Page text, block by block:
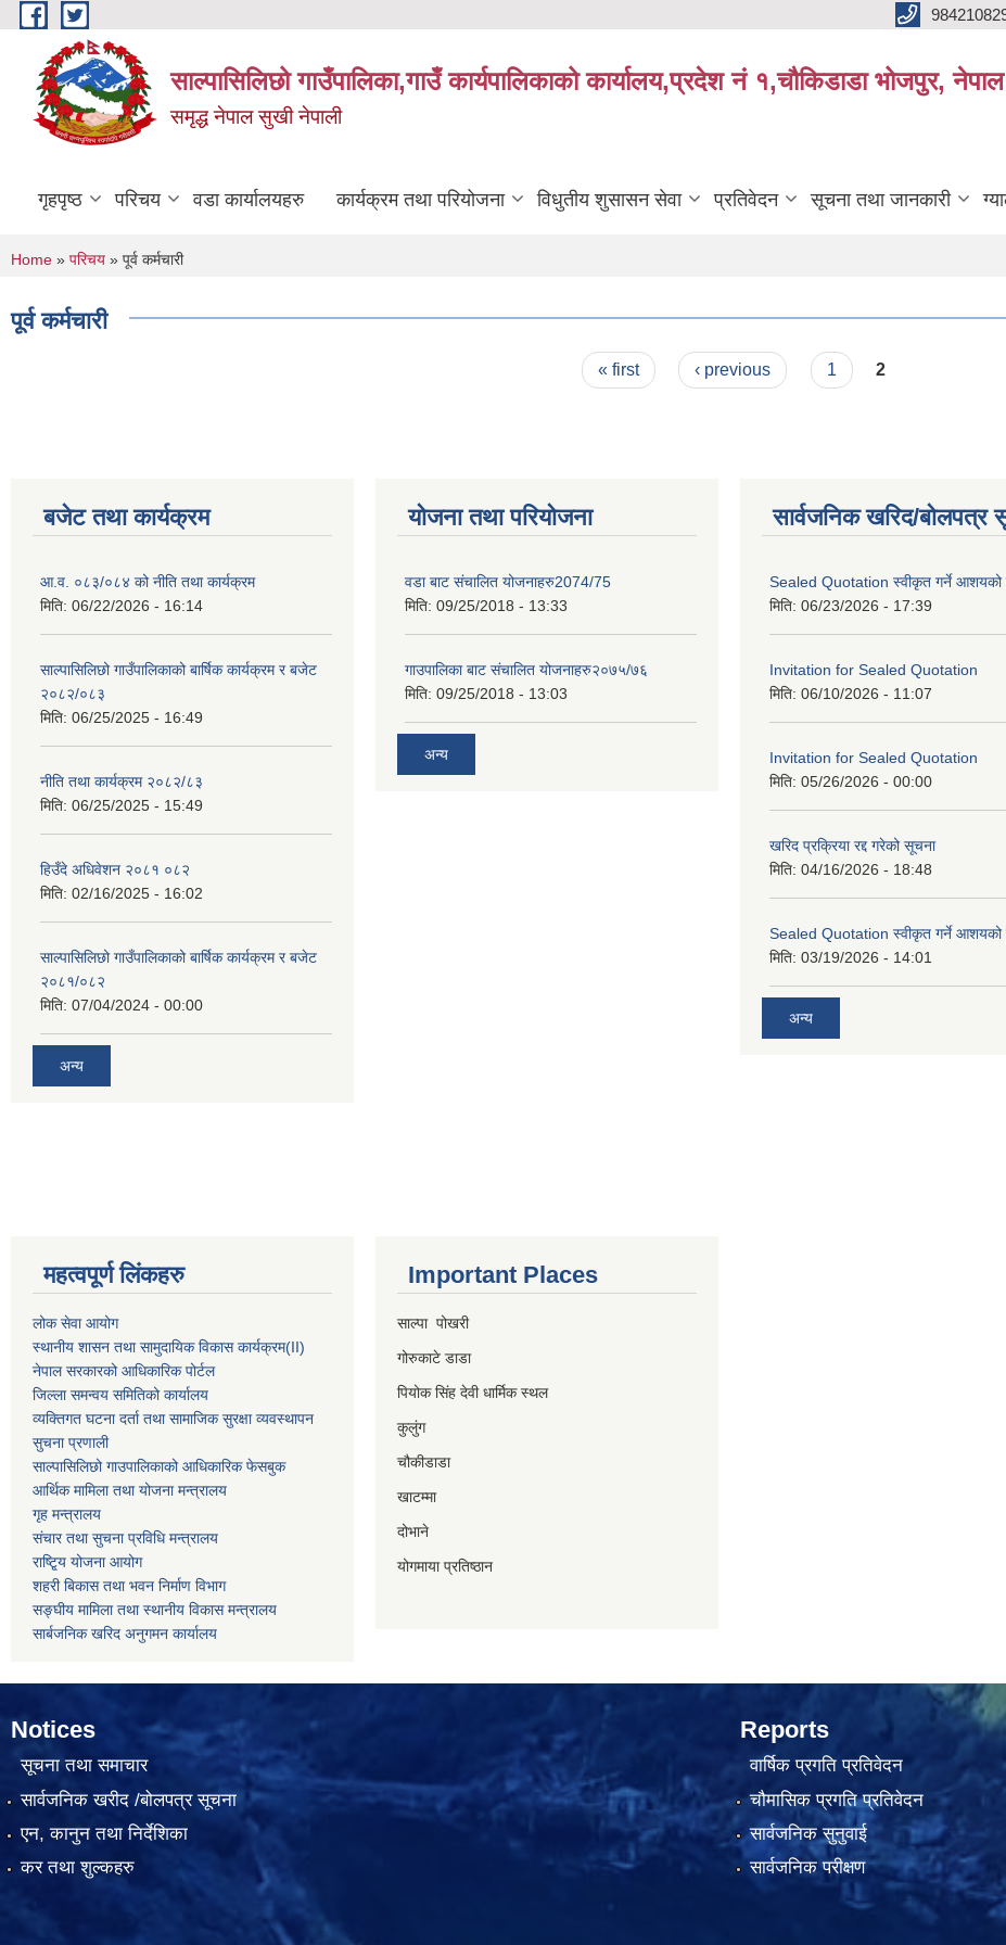
Skip to main content
साल्पासिलिछो गाउँपालिका,गाउँ कार्यपालिकाको कार्यालय,प्रदेश नं १,चौकिडाडा भोजपुर, नेपाल
समृद्ध नेपाल सुखी नेपाली
गृहपृष्ठ परिचय वडा कार्यालयहरु कार्यक्रम तथा परियोजना विधुतीय शुसासन सेवा प्रतिवेदन सूचना तथा जानकारी
You are here
Home » परिचय » पूर्व कर्मचारी
पूर्व कर्मचारी
« first ‹ previous 1 2
बजेट तथा कार्यक्रम
आ.व. ०८३/०८४ को नीति तथा कार्यक्रम
मिति: 06/22/2026 - 16:14
साल्पासिलिछो गाउँपालिकाको बार्षिक कार्यक्रम र बजेट
२०८२/०८३
मिति: 06/25/2025 - 16:49
नीति तथा कार्यक्रम २०८२/८३
मिति: 06/25/2025 - 15:49
हिउँदे अधिवेशन २०८१ ०८२
मिति: 02/16/2025 - 16:02
साल्पासिलिछो गाउँपालिकाको बार्षिक कार्यक्रम र बजेट
२०८१/०८२
मिति: 07/04/2024 - 00:00
अन्य
योजना तथा परियोजना
वडा बाट संचालित योजनाहरु2074/75
मिति: 09/25/2018 - 13:33
गाउपालिका बाट संचालित योजनाहरु२०७५/७६
मिति: 09/25/2018 - 13:03
अन्य
सार्वजनिक खरिद/बोलपत्र
Sealed Quotation स्वीकृत गर्ने आशयको
मिति: 06/23/2026 - 17:39
Invitation for Sealed Quotation
मिति: 06/10/2026 - 11:07
Invitation for Sealed Quotation
मिति: 05/26/2026 - 00:00
खरिद प्रक्रिया रद्द गरेको सूचना
मिति: 04/16/2026 - 18:48
Sealed Quotation स्वीकृत गर्ने आशयको
मिति: 03/19/2026 - 14:01
अन्य
महत्वपूर्ण लिंकहरु
लोक सेवा आयोग
स्थानीय शासन तथा सामुदायिक विकास कार्यक्रम(II)
नेपाल सरकारको आधिकारिक पोर्टल
जिल्ला समन्वय समितिको कार्यालय
व्यक्तिगत घटना दर्ता तथा सामाजिक सुरक्षा व्यवस्थापन
सुचना प्रणाली
साल्पासिलिछो गाउपालिकाको आधिकारिक फेसबुक
आर्थिक मामिला तथा योजना मन्त्रालय
गृह मन्त्रालय
संचार तथा सुचना प्रविधि मन्त्रालय
राष्टि्ृय योजना आयोग
शहरी बिकास तथा भवन निर्माण विभाग
सङ्घीय मामिला तथा स्थानीय विकास मन्त्रालय
सार्बजनिक खरिद अनुगमन कार्यालय
Important Places
साल्पा पोखरी
गोरुकाटे डाडा
पियोक सिंह देवी धार्मिक स्थल
कुलुंग
चौकीडाडा
खाटम्मा
दोभाने
योगमाया प्रतिष्ठान
Notices
सूचना तथा समाचार
सार्वजनिक खरीद /बोलपत्र सूचना
एन, कानुन तथा निर्देशिका
कर तथा शुल्कहरु
Reports
वार्षिक प्रगति प्रतिवेदन
चौमासिक प्रगति प्रतिवेदन
सार्वजनिक सुनुवाई
सार्वजनिक परीक्षण